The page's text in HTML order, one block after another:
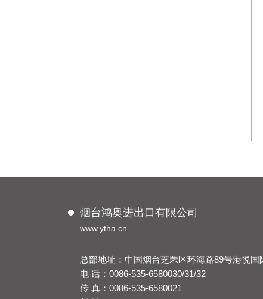
烟台鸿奥进出口有限公司
www.ytha.cn
总部地址：中国烟台芝罘区环海路89号港悦国
电 话：0086-535-6580030/31/32
传 真：0086-535-6580021